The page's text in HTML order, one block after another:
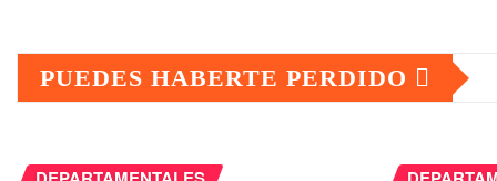
PUEDES HABERTE PERDIDO